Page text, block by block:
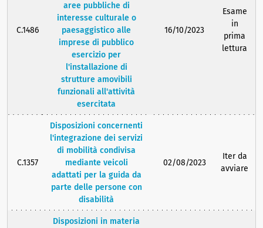
C.1486
aree pubbliche di
interesse culturale o
paesaggistico alle
imprese di pubblico
esercizio per
l'installazione di
strutture amovibili
funzionali all'attività
esercitata
16/10/2023
Esame
in
prima
lettura
C.1357
Disposizioni concernenti
l'integrazione dei servizi
di mobilità condivisa
mediante veicoli
adattati per la guida da
parte delle persone con
disabilità
02/08/2023
Iter da
avviare
Disposizioni in materia